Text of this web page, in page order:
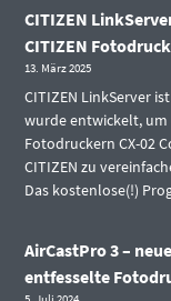
CITIZEN
CITIZEN
13. März 2025
CITIZEN LinkServer
wurde entwickelt,
Fotodruckern CX-02
CITIZEN zu
Das kostenlose(!)
AirCastPro 3 –
entfesselte